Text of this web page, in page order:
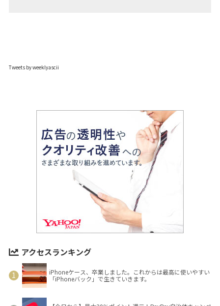
Tweets by weeklyascii
アクセスランキング
iPhoneケース、卒業しました。これからは最高に使いやすい
「iPhoneバック」で生きていきます。